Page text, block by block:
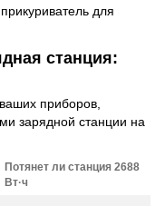
для
станция:
приборов,
зарядной станции на
Потянет ли станция 2688
Вт·ч